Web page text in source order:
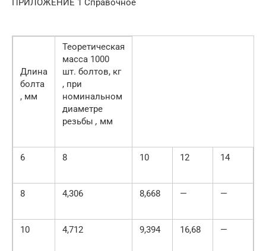
ПРИЛОЖЕНИЕ 1 Справочное
Длина
болта
, мм
Теоретическая
масса 1000
шт. болтов, кг
, при
номинальном
диаметре
резьбы , мм
6 8 10 12 14
8 4,306 8,668 — —
10 4,712 9,394 16,68 —